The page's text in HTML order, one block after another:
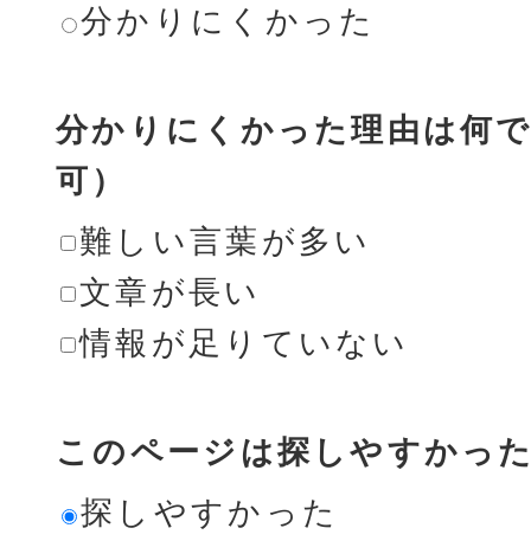
分かりにくかった
分かりにくかった理由は何
可）
難しい言葉が多い
文章が長い
情報が足りていない
このページは探しやすかっ
探しやすかった